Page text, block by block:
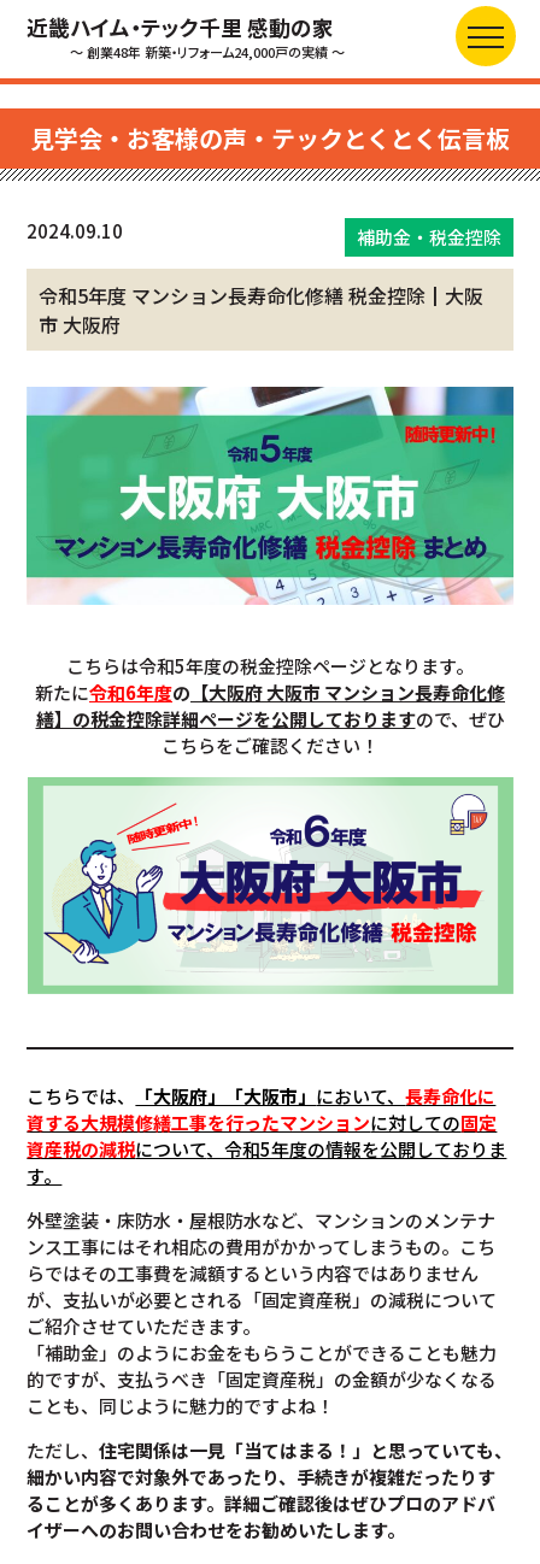
近畿ハイム・テック千里 感動の家
～ 創業48年 新築・リフォーム24,000戸の実績 ～
見学会・お客様の声・テックとくとく伝言板
2024.09.10 補助金・税金控除
令和5年度 マンション長寿命化修繕 税金控除┃大阪
市 大阪府
こちらは令和5年度の税金控除ページとなります。
新たに令和6年度の 【大阪府 大阪市 マンション長寿命化修
繕】の税金控除詳細ページを公開しておりますので、ぜひ
こちらをご確認ください！
こちらでは、 「大阪府」「大阪市」 において、長寿命化に
資する大規模修繕工事を行ったマンションに対しての固定
資産税の減税について、令和5年度の情報を公開しておりま
す。
外壁塗装・床防水・屋根防水など、マンションのメンテナ
ンス工事にはそれ相応の費用がかかってしまうもの。こち
らではその工事費を減額するという内容ではありません
が、支払いが必要とされる「固定資産税」の減税について
ご紹介させていただきます。
「補助金」のようにお金をもらうことができることも魅力
的ですが、支払うべき「固定資産税」の金額が少なくなる
ことも、同じように魅力的ですよね！
ただし、住宅関係は一見「当てはまる！」と思っていても、
細かい内容で対象外であったり、手続きが複雑だったりす
ることが多くあります。詳細ご確認後はぜひプロのアドバ
イザーへのお問い合わせをお勧めいたします。